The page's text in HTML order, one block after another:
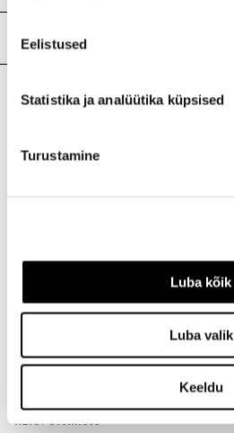
Eelistused
Statistika ja analüütika küpsised
Turustamine
Luba kõik
Luba valik
Keeldu
Meie poed
Endla 45, Tallinn
Rocca al Mare Kaubanduskeskus
Paldiski mnt 102, Tallinn
Telefon 517 0401